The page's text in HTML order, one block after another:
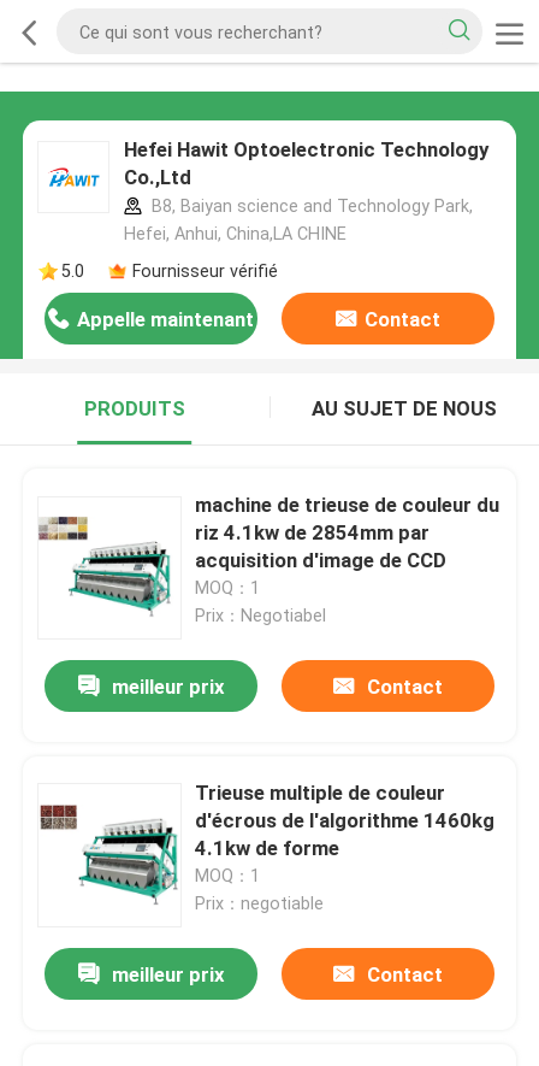
Hefei Hawit Optoelectronic Technology
Co.,Ltd
B8, Baiyan science and Technology Park,
Hefei, Anhui, China,LA CHINE
5.0
Fournisseur vérifié
Appelle maintenant Contact
PRODUITS AU SUJET DE NOUS
machine de trieuse de couleur du
riz 4.1kw de 2854mm par
acquisition d'image de CCD
MOQ：1
Prix：Negotiabel
meilleur prix Contact
Trieuse multiple de couleur
d'écrous de l'algorithme 1460kg
4.1kw de forme
MOQ：1
Prix：negotiable
meilleur prix Contact